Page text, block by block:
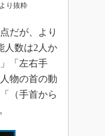
り抜粋
だが、より
人数は2人か
「左右手
物の首の動
（手首から